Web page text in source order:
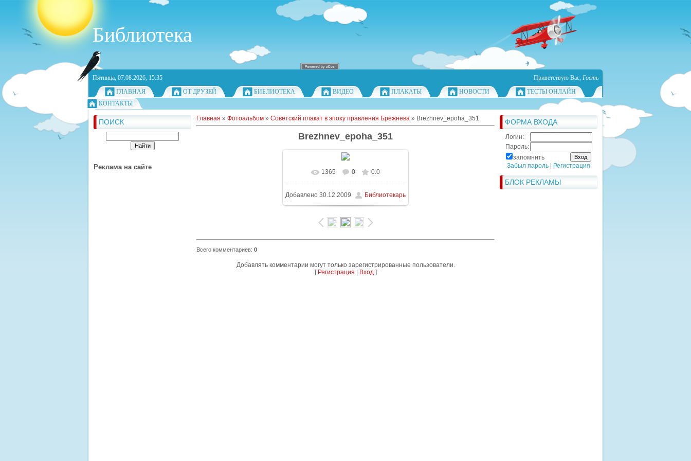
Библиотека
Пятница, 07.08.2026, 15:35 Приветствую Вас, Гость
ГЛАВНАЯ
ОТ ДРУЗЕЙ БИБЛИОТЕКА ВИДЕО ПЛАКАТЫ НОВОСТИ
ТЕСТЫ ОНЛАЙН
КОНТАКТЫ
ПОИСК
Реклама на сайте
ФОРМА ВХОДА
Логин:
Пароль:
запомнить
Забыл пароль
Регистрация
БЛОК РЕКЛАМЫ
Главная » Фотоальбом » Советский плакат в эпоху правления Брежнева » Brezhnev_epoha_351
Brezhnev_epoha_351
1365 0 0.0
Добавлено 30.12.2009 Библиотекарь
Всего комментариев: 0
Добавлять комментарии могут только зарегистрированные пользователи.
[ Регистрация Вход]